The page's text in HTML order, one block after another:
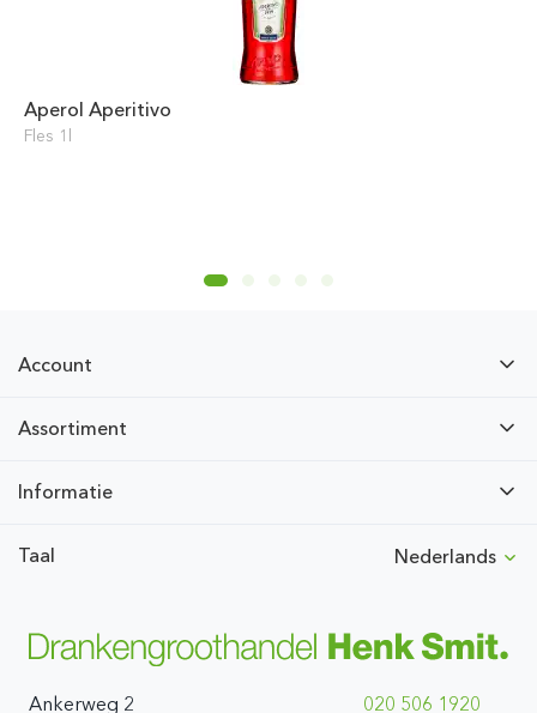
Aperol Aperitivo
Fles 1l
Account
Assortiment
Informatie
Taal Nederlands
Ankerweg 2 020 506 1920